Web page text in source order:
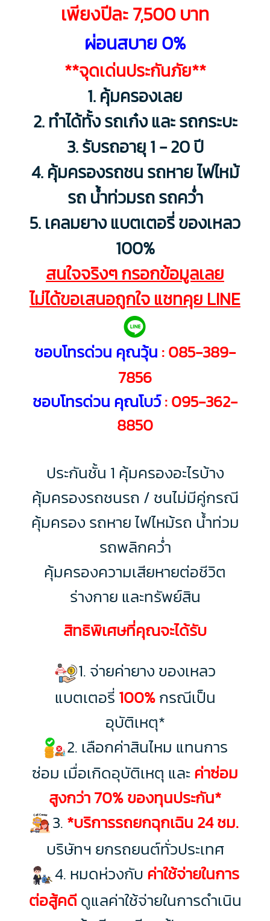
เพียงปีละ 7,500 บาท
ผ่อนสบาย 0%
**จุดเด่นประกันภัย**
1. คุ้มครองเลย
2. ทำได้ทั้ง รถเก๋ง และ รถกระบะ
3. รับรถอายุ 1 - 20 ปี
4. คุ้มครองรถชน รถหาย ไฟไหม้
รถ น้ำท่วมรถ รถคว่ำ
5. เคลมยาง แบตเตอรี่ ของเหลว
100%
สนใจจริงๆ กรอกข้อมูลเลย
ไม่ได้ขอเสนอถูกใจ แชทคุย LINE
ชอบโทรด่วน คุณวุ้น :085-389-
7856
ชอบโทรด่วน คุณโบว์:095-362-
8850
ประกันชั้น 1 คุ้มครองอะไรบ้าง
คุ้มครองรถชนรถ / ชนไม่มีคู่กรณี
คุ้มครอง รถหาย ไฟไหม้รถ น้ำท่วม
รถพลิกคว่ำ
คุ้มครองความเสียหายต่อชีวิต
ร่างกาย และทรัพย์สิน
สิทธิพิเศษที่คุณจะได้รับ
1. จ่ายค่ายาง ของเหลว
แบตเตอรี่ 100%กรณีเป็น
อุบัติเหตุ*
2. เลือกค่าสินไหม แทนการ
ซ่อม เมื่อเกิดอุบัติเหตุ และค่าซ่อม
สูงกว่า 70% ของทุนประกัน*
3. *บริการรถยกฉุกเฉิน 24 ชม.
บริษัทฯ ยกรถยนต์ทั่วประเทศ
4. หมดห่วงกับ ค่าใช้จ่ายในการ
ต่อสู้คดีดูแลค่าใช้จ่ายในการดำเนิน